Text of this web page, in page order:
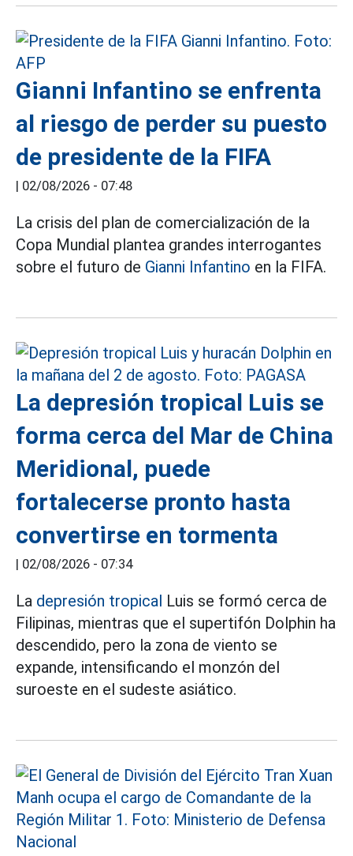
Gianni Infantino se enfrenta
al riesgo de perder su puesto
de presidente de la FIFA
| 02/08/2026 - 07:48
La crisis del plan de comercialización de la
Copa Mundial plantea grandes interrogantes
sobre el futuro de Gianni Infantino en la FIFA.
La depresión tropical Luis se
forma cerca del Mar de China
Meridional, puede
fortalecerse pronto hasta
convertirse en tormenta
| 02/08/2026 - 07:34
La depresión tropical Luis se formó cerca de
Filipinas, mientras que el supertifón Dolphin ha
descendido, pero la zona de viento se
expande, intensificando el monzón del
suroeste en el sudeste asiático.